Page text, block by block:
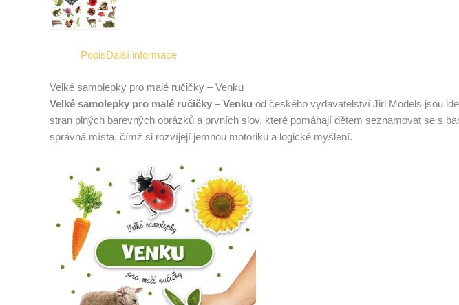
PopisDalší informace
Velké samolepky pro malé ručičky – Venku
Velké samolepky pro malé ručičky – Venku od českého vydavatelství Jiri Models jsou
stran plných barevných obrázků a prvních slov, které pomáhají dětem seznamovat se s
správná místa, čímž si rozvíjejí jemnou motoriku a logické myšlení.